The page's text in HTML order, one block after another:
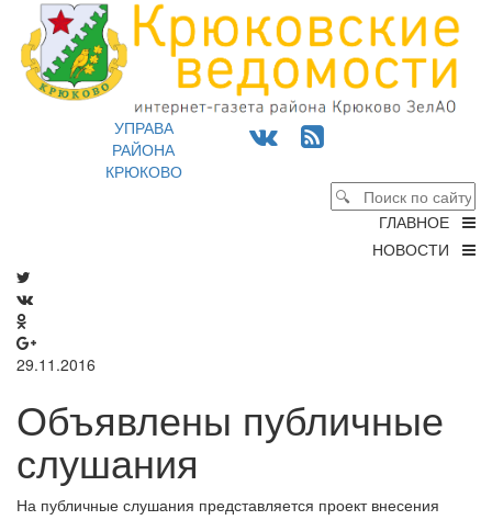
УПРАВА
РАЙОНА
КРЮКОВО
ГЛАВНОЕ
НОВОСТИ
29.11.2016
Объявлены публичные
слушания
На публичные слушания представляется проект внесения